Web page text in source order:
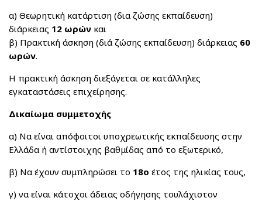
α) Θεωρητική κατάρτιση (δια ζώσης εκπαίδευση)
διάρκειας 12 ωρών και
β) Πρακτική άσκηση (διά ζώσης εκπαίδευση) διάρκειας 60
ωρών.
Η πρακτική άσκηση διεξάγεται σε κατάλληλες
εγκαταστάσεις επιχείρησης.
Δικαίωμα συμμετοχής
α) Να είναι απόφοιτοι υποχρεωτικής εκπαίδευσης στην
Ελλάδα ή αντίστοιχης βαθμίδας από το εξωτερικό,
β) Να έχουν συμπληρώσει το 18ο έτος της ηλικίας τους,
γ) να είναι κάτοχοι άδειας οδήγησης τουλάχιστον